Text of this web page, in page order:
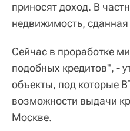
приносят доход. В
недвижимость, сданная
Сейчас в проработке
подобных кредитов", -
объекты, под которые
возможности выдачи
Москве.